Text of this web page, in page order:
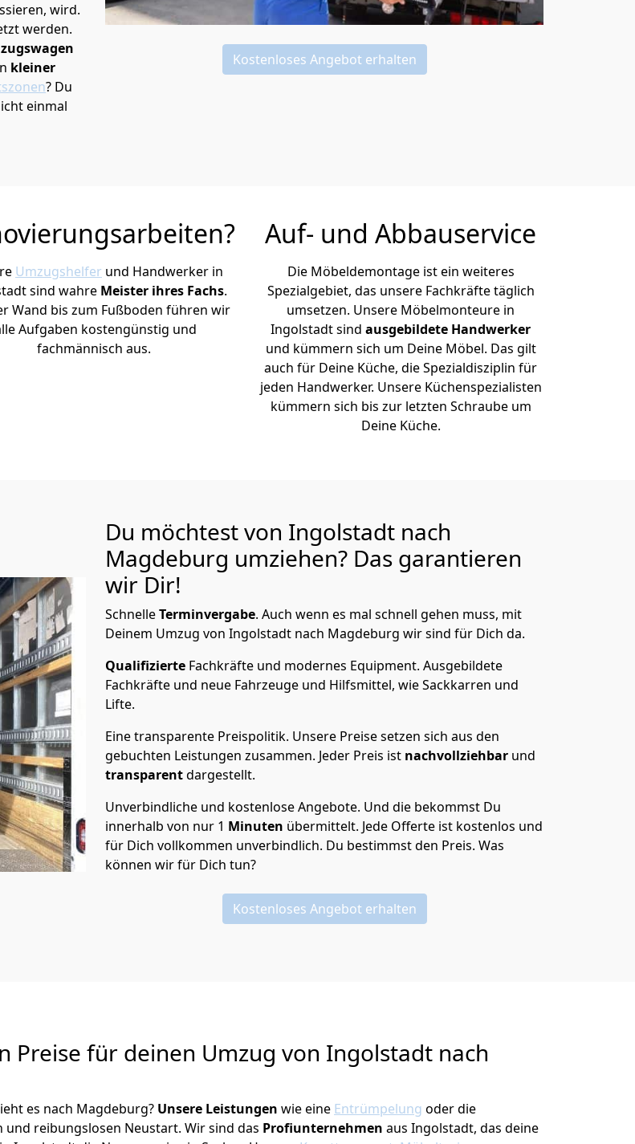
wird.
werden.
kleiner
? Du
einmal
Kostenloses Angebot erhalten
Umzugshelfer und Handwerker in
sind wahre Meister ihres Fachs.
Wand bis zum Fußboden führen wir
Aufgaben kostengünstig und
fachmännisch aus.
Auf- und Abbauservice
Die Möbeldemontage ist ein weiteres
Spezialgebiet, das unsere Fachkräfte täglich
umsetzen. Unsere Möbelmonteure in
Ingolstadt sind ausgebildete Handwerker
und kümmern sich um Deine Möbel. Das gilt
auch für Deine Küche, die Spezialdisziplin für
jeden Handwerker. Unsere Küchenspezialisten
kümmern sich bis zur letzten Schraube um
Deine Küche.
Du möchtest von Ingolstadt nach
Magdeburg umziehen? Das garantieren
wir Dir!
SchnelleTerminvergabe. Auch wenn es mal schnell gehen muss, mit
Deinem Umzug von Ingolstadt nach Magdeburg wir sind für Dich da.
Qualifizierte Fachkräfte und modernes Equipment. Ausgebildete
Fachkräfte und neue Fahrzeuge und Hilfsmittel, wie Sackkarren und
Lifte.
Eine transparente Preispolitik. Unsere Preise setzen sich aus den
gebuchten Leistungen zusammen. Jeder Preis ist nachvollziehbar und
transparentdargestellt.
Unverbindliche und kostenlose Angebote. Und die bekommst Du
innerhalb von nur 1 Minuten übermittelt. Jede Offerte ist kostenlos und
für Dich vollkommen unverbindlich. Du bestimmst den Preis. Was
können wir für Dich tun?
Kostenloses Angebot erhalten
Preise für deinen Umzug von Ingolstadt nach
es nach Magdeburg? Unsere Leistungen wie eine Entrümpelung oder die
reibungslosen Neustart. Wir sind das Profiunternehmen aus Ingolstadt, das deine